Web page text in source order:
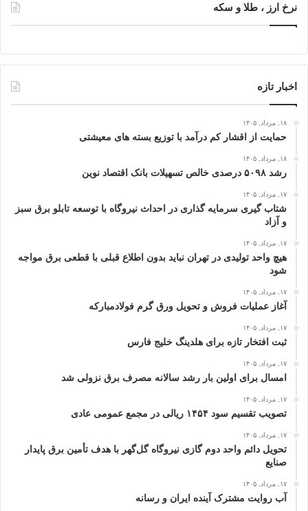
نرخ ارز ، طلا و سکه
اخبار تازه
۱۸, مرداد, ۱۴۰۵
حمایت از اقشار کم‌ درآمد با توزیع بسته‌ های معیشتی
۱۸, مرداد, ۱۴۰۵
رشد ۵۰۹۸ درصدی خالص تسهیلات بانک اقتصاد نوین
۱۷, مرداد, ۱۴۰۵
شتاب گیری سرمایه گذاری در احداث نیروگاه با توسعه تابلو برق سبز
و آزاد
۱۷, مرداد, ۱۴۰۵
هیچ واحد تولیدی در تهران نباید بدون اطلاع قبلی با قطعی برق مواجه
شود
۱۷, مرداد, ۱۴۰۵
آغاز عملیات فروش و تحویل ورق گرم فولادمبارکه
۱۷, مرداد, ۱۴۰۵
ثبت افتخار تازه برای هلدینگ خلیج‌ فارس
۱۷, مرداد, ۱۴۰۵
امسال برای اولین بار رشد سالانه مصرف برق نزولی شد
۱۷, مرداد, ۱۴۰۵
تصویب تقسیم سود ۱۴۵۴ ریالی در مجمع عمومی عادی
۱۷, مرداد, ۱۴۰۵
تحویل دائم واحد دوم گازی نیروگاه گل‌گهر با هدف تأمین برق پایدار
صنایع
۱۷, مرداد, ۱۴۰۵
آب روایت مشترک آینده ایران و رسانه